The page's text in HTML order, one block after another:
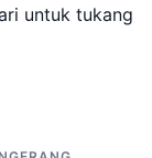
untuk tukang